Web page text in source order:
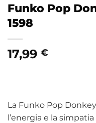
Funko Pop
1598
17,99 €
La Funko Pop
l’energia e la